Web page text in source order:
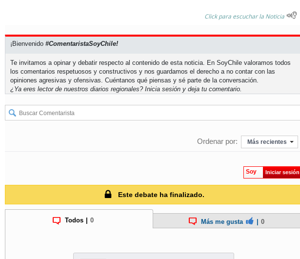
Click para escuchar la Noticia
¡Bienvenido #ComentaristaSoyChile!
Te invitamos a opinar y debatir respecto al contenido de esta noticia. En SoyChile valoramos todos
los comentarios respetuosos y constructivos y nos guardamos el derecho a no contar con las
opiniones agresivas y ofensivas. Cuéntanos qué piensas y sé parte de la conversación.
¿Ya eres lector de nuestros diarios regionales? Inicia sesión y deja tu comentario.
Ordenar por: Más recientes
Soy Iniciar sesión
Este debate ha finalizado.
Todos 0 Más me gusta 0